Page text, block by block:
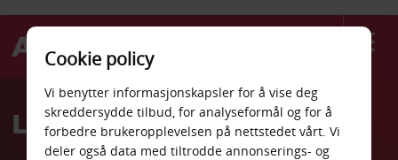
Welcome
AvisLeiebil Paradise Island
Cookie policy
Vi benytter informasjonskapsler for å vise deg
skreddersydde tilbud, for analyseformål og for å
forbedre brukeropplevelsen på nettstedet vårt. Vi
deler også data med tiltrodde annonserings- og